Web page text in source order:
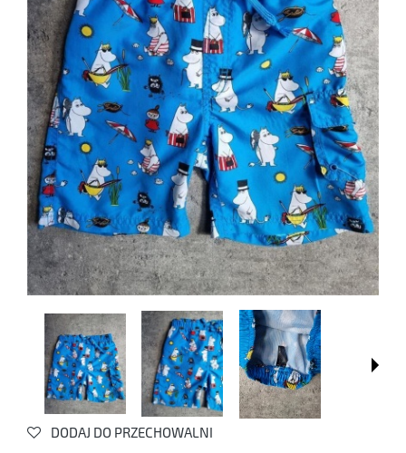
DODAJ DO PRZECHOWALNI